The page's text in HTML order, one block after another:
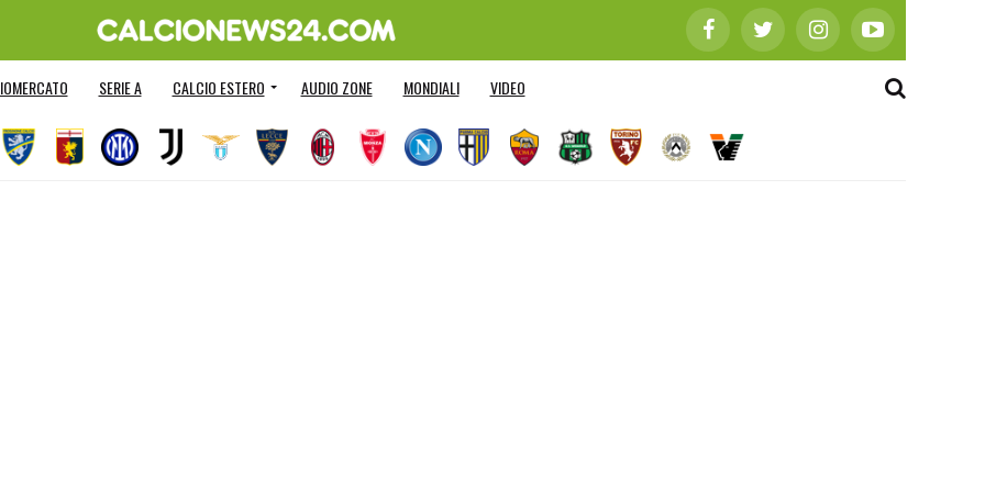
SERIE A CALCIO ESTERO AUDIO ZONE MONDIALI VIDEO